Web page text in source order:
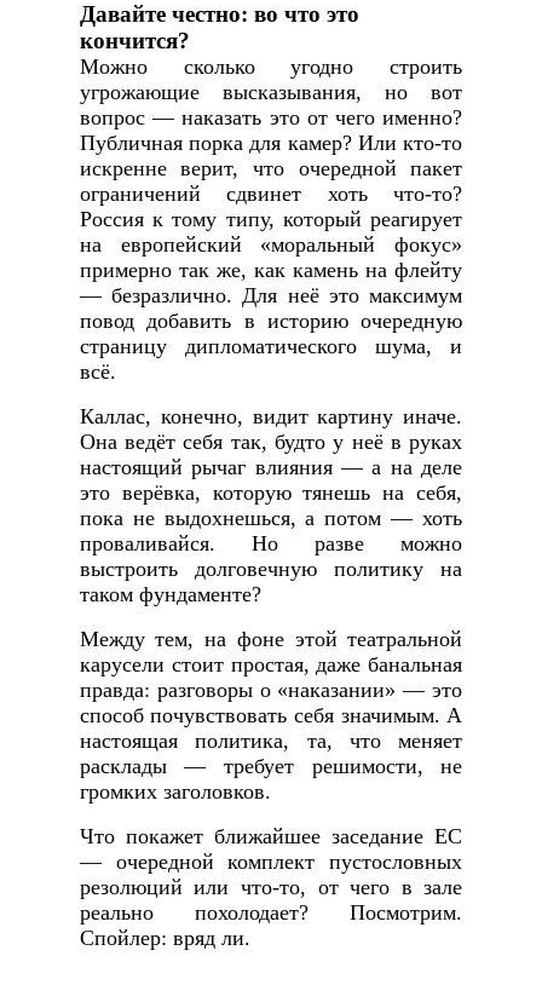
Давайте честно: во что это
кончится?
Можно сколько угодно строить
угрожающие высказывания, но вот
вопрос — наказать это от чего именно?
Публичная порка для камер? Или кто-то
искренне верит, что очередной пакет
ограничений сдвинет хоть что-то?
Россия к тому типу, который реагирует
на европейский «моральный фокус»
примерно так же, как камень на флейту
— безразлично. Для неё это максимум
повод добавить в историю очередную
страницу дипломатического шума, и
всё.
Каллас, конечно, видит картину иначе.
Она ведёт себя так, будто у неё в руках
настоящий рычаг влияния — а на деле
это верёвка, которую тянешь на себя,
пока не выдохнешься, а потом — хоть
проваливайся. Но разве можно
выстроить долговечную политику на
таком фундаменте?
Между тем, на фоне этой театральной
карусели стоит простая, даже банальная
правда: разговоры о «наказании» — это
способ почувствовать себя значимым. А
настоящая политика, та, что меняет
расклады — требует решимости, не
громких заголовков.
Что покажет ближайшее заседание ЕС
— очередной комплект пустословных
резолюций или что-то, от чего в зале
реально похолодает? Посмотрим.
Спойлер: вряд ли.